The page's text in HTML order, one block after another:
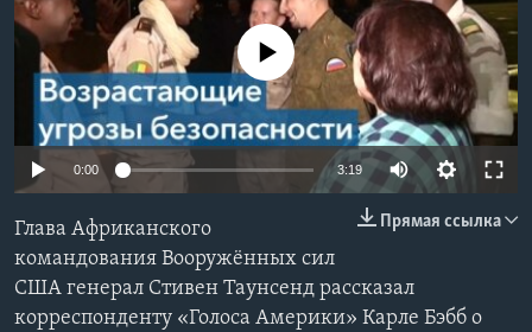
Learning English
СОЦИАЛЬНЫЕ СЕТИ
Языки
No media source currently available
0:00 3:19
Прямая ссылка
Глава Африканского
командования Вооружённых сил
США генерал Стивен Таунсенд рассказал
корреспонденту «Голоса Америки» Карле Бэбб о